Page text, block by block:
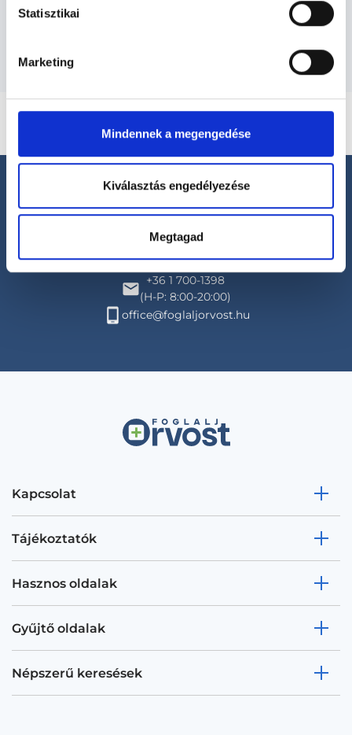
Statisztikai
Marketing
Mindennek a megengedése
Kiválasztás engedélyezése
Megtagad
Budapesti és vidéki diagnoszta orvosok
Segíthetünk?
+36 1 700-1398
(H-P: 8:00-20:00)
office@foglaljorvost.hu
Kapcsolat
Tájékoztatók
Hasznos oldalak
Gyűjtő oldalak
Népszerű keresések